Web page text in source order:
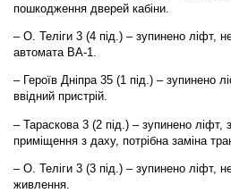
пошкодження дверей кабіни.
– О. Теліги 3 (4 під.) – зупинено ліфт,
автомата ВА-1.
– Героїв Дніпра 35 (1 під.) – зупинено
ввідний пристрій.
– Тараскова 3 (2 під.) – зупинено
приміщення з даху, потрібна заміна
– О. Теліги 3 (3 під.) – зупинено ліфт,
живлення.